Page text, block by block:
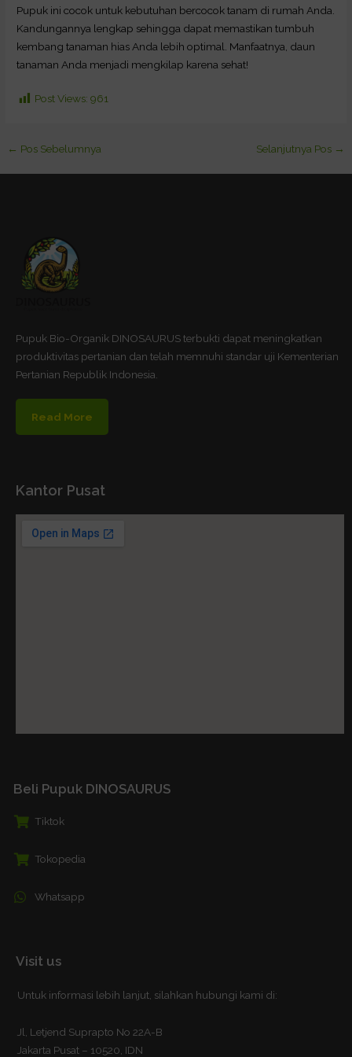
Pupuk ini cocok untuk kebutuhan bercocok tanam di rumah Anda.
Kandungannya lengkap sehingga dapat memastikan tumbuh
kembang tanaman hias Anda lebih optimal. Manfaatnya, daun
tanaman Anda menjadi mengkilap karena sehat!
Post Views: 961
← Pos Sebelumnya Selanjutnya Pos →
Pupuk Bio-Organik DINOSAURUS terbukti dapat meningkatkan
produktivitas pertanian dan telah memnuhi standar uji Kementerian
Pertanian Republik Indonesia.
Read More
Kantor Pusat
Beli Pupuk DINOSAURUS
Tiktok
Tokopedia
Whatsapp
Visit us
Untuk informasi lebih lanjut, silahkan hubungi kami di:
Jl, Letjend Suprapto No 22A-B
Jakarta Pusat – 10520, IDN